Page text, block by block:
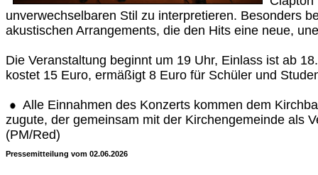
unverwechselbaren Stil zu interpretieren. Besonders
akustischen Arrangements, die den Hits eine neue,
Die Veranstaltung beginnt um 19 Uhr, Einlass ist ab
kostet 15 Euro, ermäßigt 8 Euro für Schüler und
Alle Einnahmen des Konzerts kommen dem
zugute, der gemeinsam mit der Kirchengemeinde als
(PM/Red)
Pressemitteilung vom 02.06.2026